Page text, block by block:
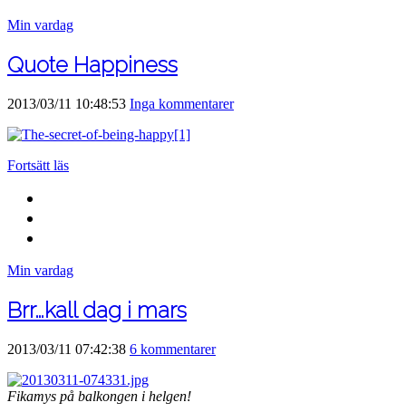
Min vardag
Quote Happiness
2013/03/11 10:48:53 Inga kommentarer
Fortsätt läs
Min vardag
Brr…kall dag i mars
2013/03/11 07:42:38 6 kommentarer
Fikamys på balkongen i helgen!